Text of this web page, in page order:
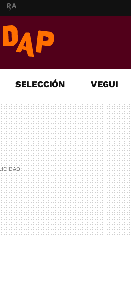
SELECCIÓN VEGUI